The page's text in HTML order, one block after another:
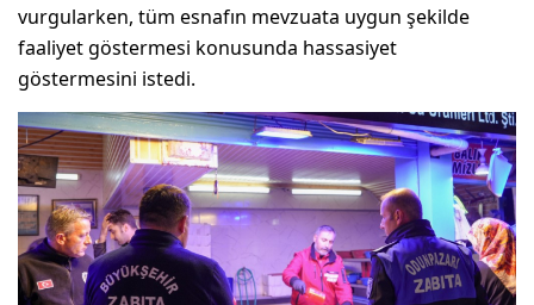
vurgularken, tüm esnafın mevzuata uygun şekilde
faaliyet göstermesi konusunda hassasiyet
göstermesini istedi.